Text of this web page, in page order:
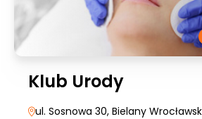
Klub Urody
ul. Sosnowa 30, Bielany